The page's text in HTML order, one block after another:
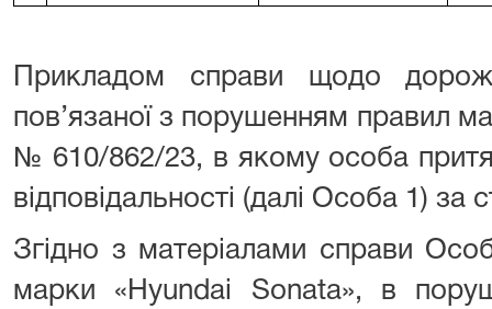
Прикладом справи щодо
пов’язаної з порушенням правил
№ 610/862/23, в якому особа
відповідальності (далі Особа 1)
Згідно з матеріалами справи
марки «Hyundai Sonata», в